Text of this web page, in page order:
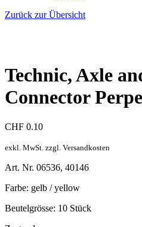
Zurück zur Übersicht
Technic, Axle
Connector
CHF 0.10
exkl. MwSt. zzgl. Versandkosten
Art. Nr. 06536, 40146
Farbe: gelb / yellow
Beutelgrösse: 10 Stück